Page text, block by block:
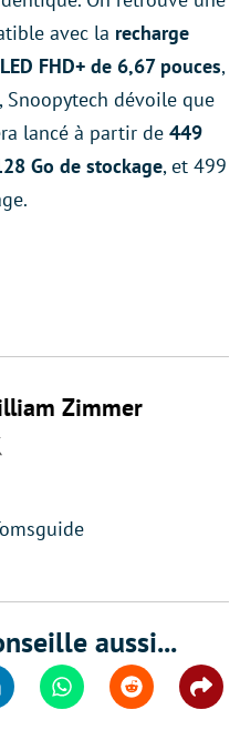
avec la recharge
FHD+ de 6,67 pouces,
Snoopytech dévoile que
lancé à partir de 449
Go de stockage, et 499
Zimmer
aussi...
WhatsappReddit